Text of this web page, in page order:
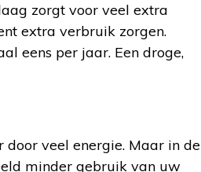
zorgt voor veel extra
extra verbruik zorgen.
eens per jaar. Een droge,
door veel energie. Maar in de
minder gebruik van uw